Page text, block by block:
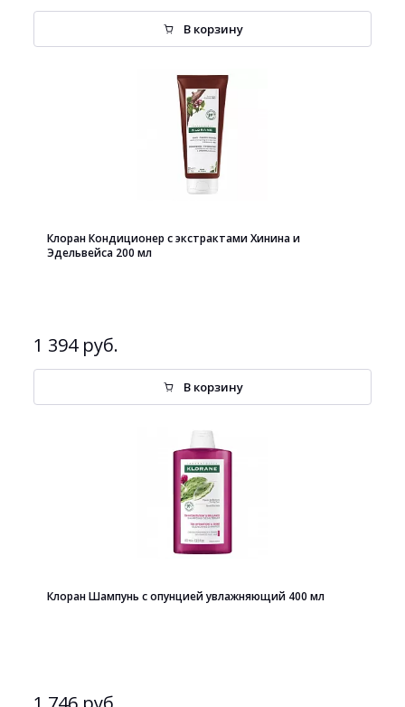
В корзину
Клоран Кондиционер с экстрактами Хинина и
Эдельвейса 200 мл
1 394 руб.
В корзину
Клоран Шампунь с опунцией увлажняющий 400 мл